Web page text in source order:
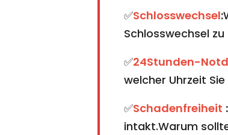
✅Schlosswechsel:
Schlosswechsel
✅24Stunden-
welcher Uhrzeit
✅Schadenfreiheit :
intakt.Warum